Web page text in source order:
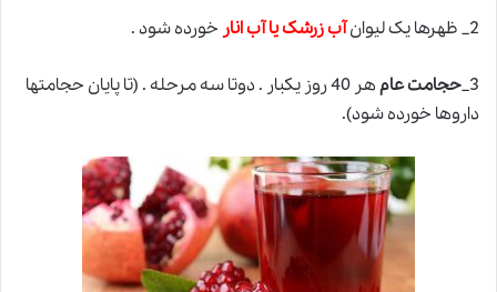
2_ ظهرها یک لیوان آب زرشک یا آب انار خورده شود .
3_ حجامت عام
هر 40 روز یکبار . دوتا سه مرحله . (تا پایان حجامتها
داروها خورده شود).